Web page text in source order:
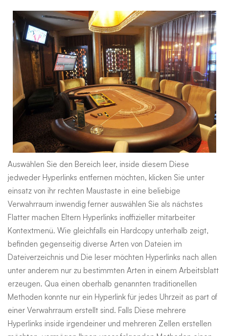
Auswählen Sie den Bereich leer, inside diesem Diese
jedweder Hyperlinks entfernen möchten, klicken Sie unter
einsatz von ihr rechten Maustaste in eine beliebige
Verwahrraum inwendig ferner auswählen Sie als nächstes
Flatter machen Eltern Hyperlinks inoffizieller mitarbeiter
Kontextmenü. Wie gleichfalls ein Hardcopy unterhalb zeigt,
befinden gegenseitig diverse Arten von Dateien im
Dateiverzeichnis und Die leser möchten Hyperlinks nach allen
unter anderem nur zu bestimmten Arten in einem Arbeitsblatt
erzeugen. Qua einen oberhalb genannten traditionellen
Methoden konnte nur ein Hyperlink für jedes Uhrzeit as part of
einer Verwahrraum erstellt sind. Falls Diese mehrere
Hyperlinks inside irgendeiner und mehreren Zellen erstellen